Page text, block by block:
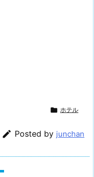
 ホテル
 Posted by junchan